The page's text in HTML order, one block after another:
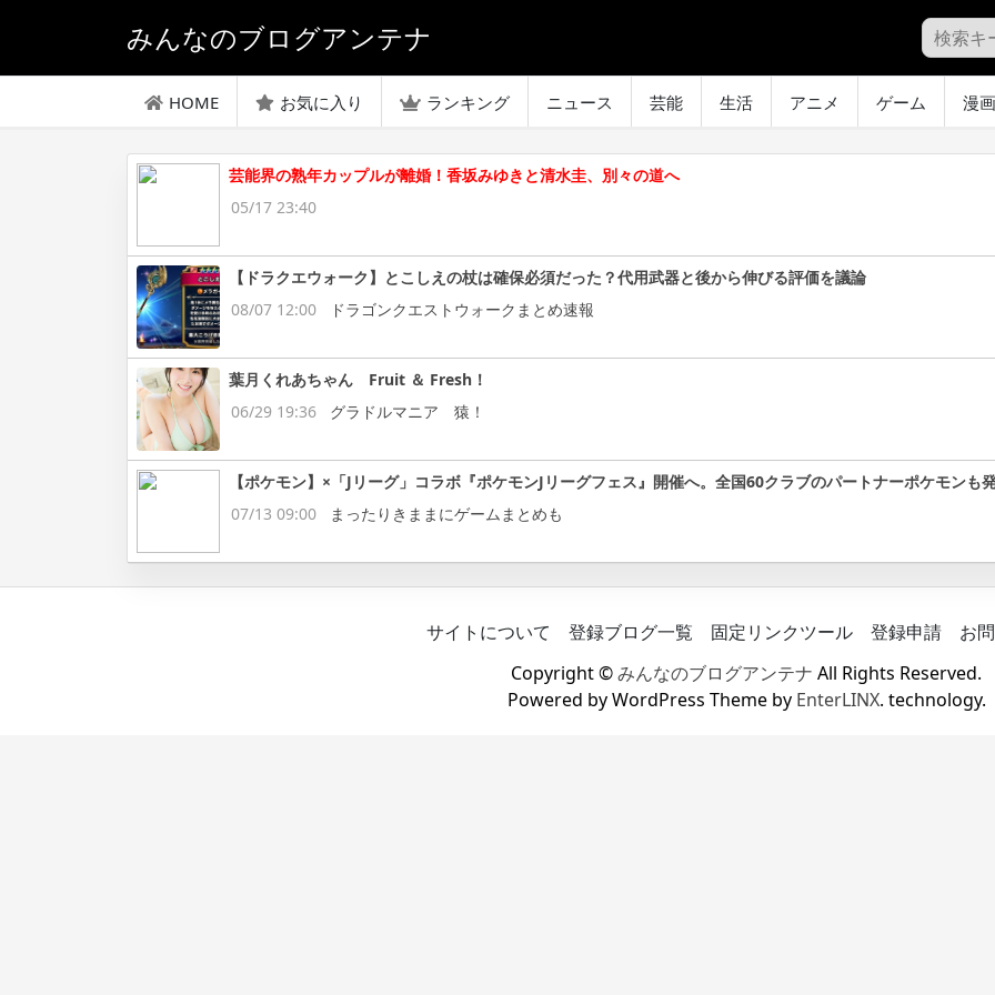
みんなのブログアンテナ
HOME お気に入り ランキング ニュース 芸能 生活 アニメ ゲーム 漫画
芸能界の熟年カップルが離婚！香坂みゆきと清水圭、別々の道へ
05/17 23:40
【ドラクエウォーク】とこしえの杖は確保必須だった？代用武器と後から伸びる評価を議論
08/07 12:00
ドラゴンクエストウォークまとめ速報
葉月くれあちゃん Fruit ＆ Fresh！
06/29 19:36
グラドルマニア 猿！
【ポケモン】×「Jリーグ」コラボ『ポケモンJリーグフェス』開催へ。全国60クラブのパートナーポケモンも
07/13 09:00
まったりきままにゲームまとめも
サイトについて 登録ブログ一覧 固定リンクツール 登録申請
お
Copyright ©みんなのブログアンテナ All Rights Reserved.
Powered by WordPress Theme by EnterLINX. technology.